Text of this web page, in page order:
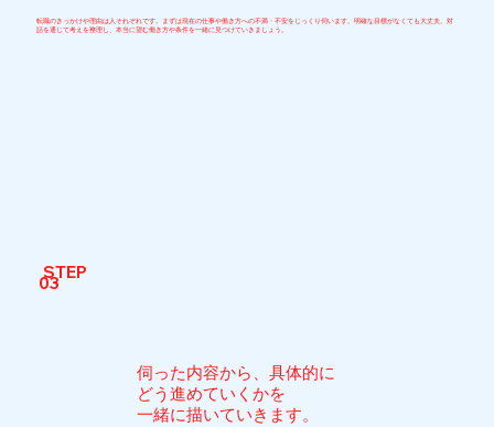
転職のきっかけや理由は人それぞれです。まずは現在の仕事や働き方への不満・不安をじっくり伺います。明確な目標がなくても大丈夫。対
話を通じて考えを整理し、本当に望む働き方や条件を一緒に見つけていきましょう。
伺った内容から、具体的に
どう進めていくかを
一緒に描いていきます。
STEP
03